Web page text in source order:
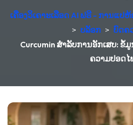
ເຄື່ອງວິເຄາະເລືອດ AI ຟຣີ - ການແປ
> ບລັອກ > ບົດຄ
Curcumin ສຳລັບການອັກເສບ: ຂໍ້ມູ
ຄວາມປອດໄ